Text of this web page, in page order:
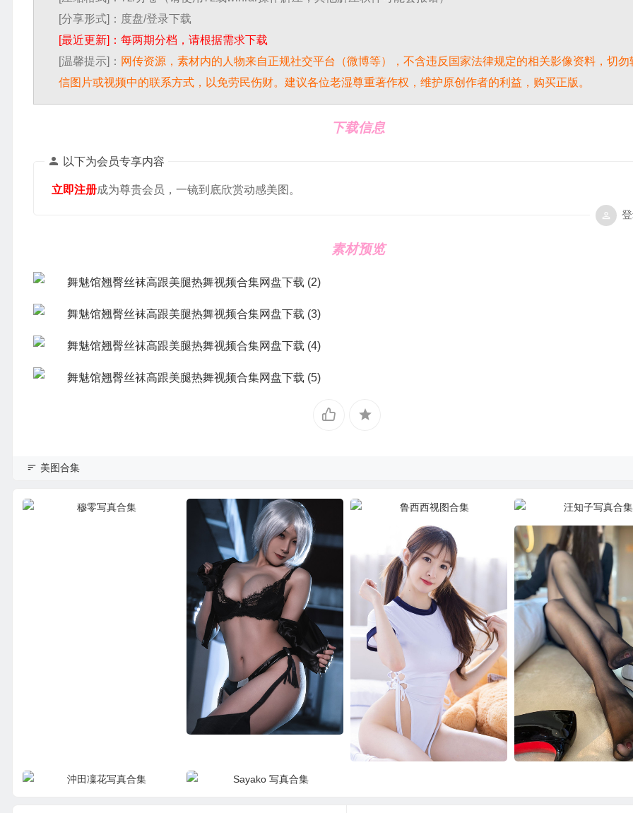
[分享形式]：度盘/登录下载
[最近更新]：每两期分档，请根据需求下载
[温馨提示]： 网传资源，素材内的人物来自正规社交平台（微博等），不含违反国家法律规定的相关影像资料，切勿
信图片或视频中的联系方式，以免劳民伤财。建议各位老湿尊重著作权，维护原创作者的利益，购买正版。
下载信息
以下为会员专享内容
立即注册成为尊贵会员，一镜到底欣赏动感美图。
素材预览
美图合集
鲁西西视图合集 汪知子写真合集